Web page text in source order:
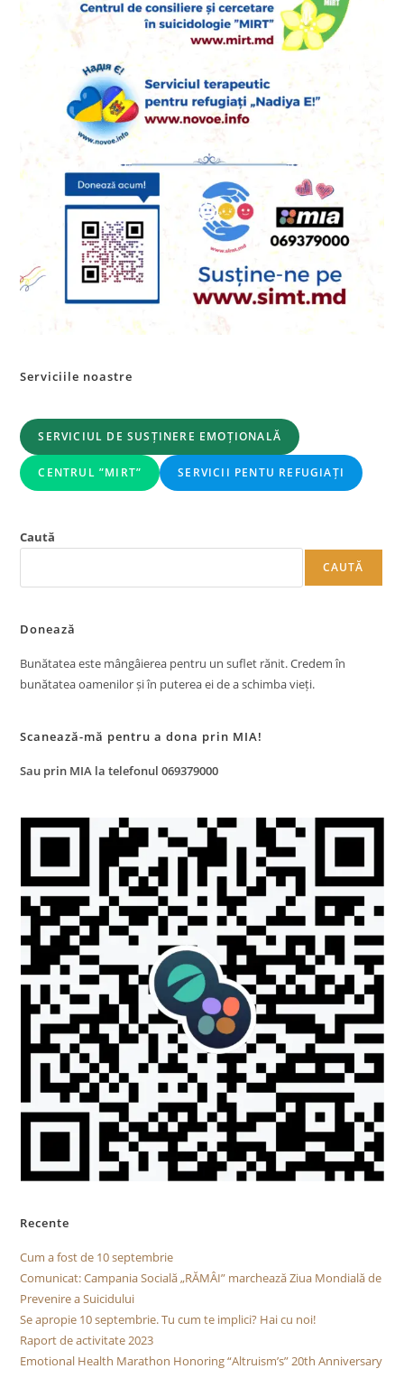
Serviciile noastre
SERVICIUL DE SUSȚINERE EMOȚIONALĂ
CENTRUL ”MIRT” SERVICII PENTU REFUGIAȚI
Caută
CAUTĂ
Donează
Bunătatea este mângâierea pentru un suflet rănit. Credem în
bunătatea oamenilor și în puterea ei de a schimba vieți.
Scanează-mă pentru a dona prin MIA!
Sau prin MIA la telefonul 069379000
Recente
Cum a fost de 10 septembrie
Comunicat: Campania Socială „RĂMÂI” marchează Ziua Mondială de
Prevenire a Suicidului
Se apropie 10 septembrie. Tu cum te implici? Hai cu noi!
Raport de activitate 2023
Emotional Health Marathon Honoring “Altruism’s” 20th Anniversary